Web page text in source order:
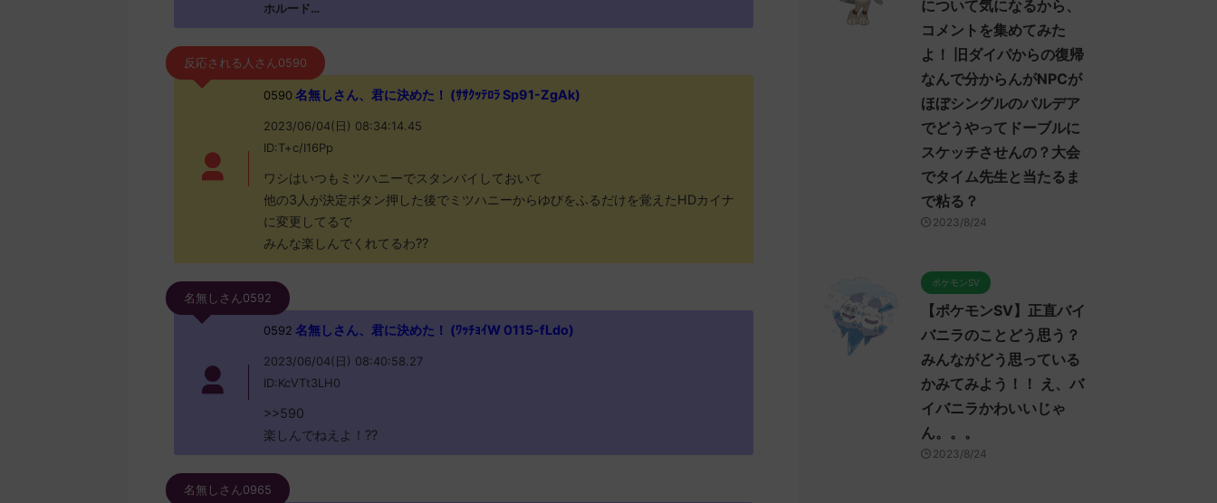
ホルード…
反応される人さん0590
0590 名無しさん、君に決めた！ (ｻｻｸｯﾃﾛﾗ Sp91-ZgAk)
2023/06/04(日) 08:34:14.45
ID:T+c/I16Pp
ワシはいつもミツハニーでスタンバイしておいて
他の3人が決定ボタン押した後でミツハニーからゆびをふるだけを覚えたHDカイナ
に変更してるで
みんな楽しんでくれてるわ??
名無しさん0592
0592 名無しさん、君に決めた！ (ﾜｯﾁｮｲW 0115-fLdo)
2023/06/04(日) 08:40:58.27
ID:KcVTt3LH0
>>590
楽しんでねえよ！??
名無しさん0965
について気になるから、
コメントを集めてみた
よ！ 旧ダイパからの復帰
なんで分からんがNPCが
ほぼシングルのパルデア
でどうやってドーブルに
スケッチさせんの？大会
でタイム先生と当たるま
で粘る？
2023/8/24
ポケモンSV
【ポケモンSV】正直バイ
バニラのことどう思う？
みんながどう思っている
かみてみよう！！ え、バ
イバニラかわいいじゃ
ん。。。
2023/8/24